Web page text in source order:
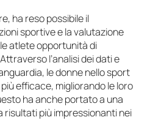
ha reso possibile il
sportive e la valutazione
atlete opportunità di
l’analisi dei dati e
le donne nello sport
efficace, migliorando le loro
ha anche portato a una
risultati più impressionanti nei